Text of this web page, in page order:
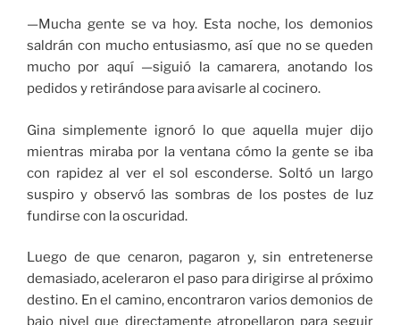
—Mucha gente se va hoy. Esta noche, los demonios
saldrán con mucho entusiasmo, así que no se queden
mucho por aquí —siguió la camarera, anotando los
pedidos y retirándose para avisarle al cocinero.
Gina simplemente ignoró lo que aquella mujer dijo
mientras miraba por la ventana cómo la gente se iba
con rapidez al ver el sol esconderse. Soltó un largo
suspiro y observó las sombras de los postes de luz
fundirse con la oscuridad.
Luego de que cenaron, pagaron y, sin entretenerse
demasiado, aceleraron el paso para dirigirse al próximo
destino. En el camino, encontraron varios demonios de
bajo nivel que directamente atropellaron para seguir